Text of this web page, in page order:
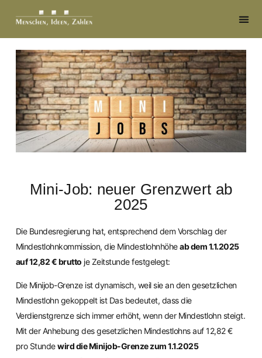
Mini-Job: neuer Grenzwert ab
2025
Die Bundesregierung hat, entsprechend dem Vorschlag der
Mindestlohnkommission, die Mindestlohnhöheab dem 1.1.2025
auf 12,82 € brutto je Zeitstunde festgelegt:
Die Minijob-Grenze ist dynamisch, weil sie an den gesetzlichen
Mindestlohn gekoppelt ist Das bedeutet, dass die
Verdienstgrenze sich immer erhöht, wenn der Mindestlohn steigt.
Mit der Anhebung des gesetzlichen Mindestlohns auf 12,82 €
pro Stundewird die Minijob-Grenze zum 1.1.2025